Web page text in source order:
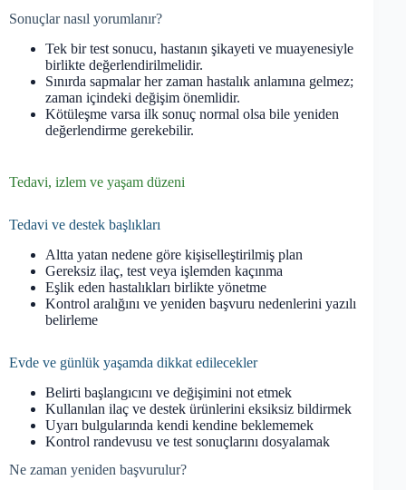
Sonuçlar nasıl yorumlanır?
Tek bir test sonucu, hastanın şikayeti ve muayenesiyle
birlikte değerlendirilmelidir.
Sınırda sapmalar her zaman hastalık anlamına gelmez;
zaman içindeki değişim önemlidir.
Kötüleşme varsa ilk sonuç normal olsa bile yeniden
değerlendirme gerekebilir.
Tedavi, izlem ve yaşam düzeni
Tedavi ve destek başlıkları
Altta yatan nedene göre kişiselleştirilmiş plan
Gereksiz ilaç, test veya işlemden kaçınma
Eşlik eden hastalıkları birlikte yönetme
Kontrol aralığını ve yeniden başvuru nedenlerini yazılı
belirleme
Evde ve günlük yaşamda dikkat edilecekler
Belirti başlangıcını ve değişimini not etmek
Kullanılan ilaç ve destek ürünlerini eksiksiz bildirmek
Uyarı bulgularında kendi kendine beklememek
Kontrol randevusu ve test sonuçlarını dosyalamak
Ne zaman yeniden başvurulur?